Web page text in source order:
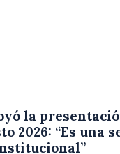
la
2026: “Es una